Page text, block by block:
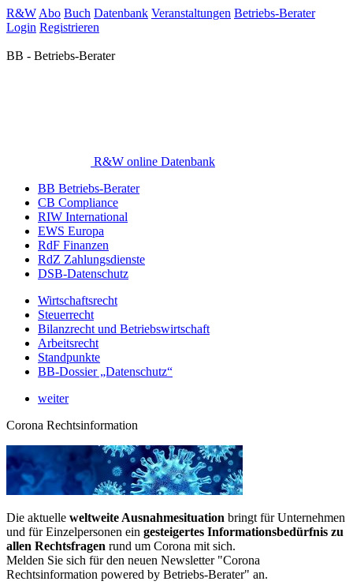
R&W Abo Buch Datenbank Veranstaltungen Betriebs-Berater
Login Registrieren
BB - Betriebs-Berater
R&W online Datenbank
BB Betriebs-Berater
CB Compliance
RIW International
EWS Europa
RdF Finanzen
RdZ Zahlungsdienste
DSB-Datenschutz
Wirtschaftsrecht
Steuerrecht
Bilanzrecht und Betriebswirtschaft
Arbeitsrecht
Standpunkte
BB-Dossier „Datenschutz“
weiter
Corona Rechtsinformation
Die aktuelle weltweite Ausnahmesituation bringt für Unternehmen
und für Einzelpersonen ein gesteigertes Informationsbedürfnis zu
allen Rechtsfragen rund um Corona mit sich.
Melden Sie sich für den neuen Newsletter "Corona
Rechtsinformation powered by Betriebs-Berater" an.